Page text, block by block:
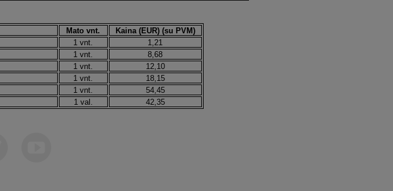
Mato vnt.
Kaina (EUR) (su PVM)
1 vnt.
1,21
1 vnt.
8,68
1 vnt.
12,10
1 vnt.
18,15
1 vnt.
54,45
1 val. 42,35